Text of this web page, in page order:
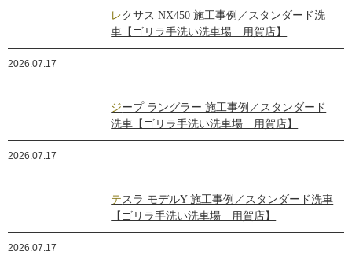
レクサス NX450 施工事例／スタンダード洗
車【ゴリラ手洗い洗車場 用賀店】
2026.07.17
ジープ ラングラー 施工事例／スタンダード
洗車【ゴリラ手洗い洗車場 用賀店】
2026.07.17
テスラ モデルY 施工事例／スタンダード洗車
【ゴリラ手洗い洗車場 用賀店】
2026.07.17